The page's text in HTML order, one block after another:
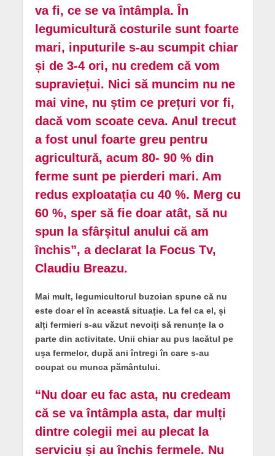
va fi, ce se va întâmpla. În
legumicultură costurile sunt foarte
mari, inputurile s-au scumpit chiar
și de 3-4 ori, nu credem că vom
supraviețui. Nici să muncim nu ne
mai vine, nu știm ce prețuri vor fi,
dacă vom scoate ceva. Anul trecut
a fost unul foarte greu pentru
agricultură, acum 80- 90 % din
ferme sunt pe pierderi mari. Am
redus exploatația cu 40 %. Merg cu
60 %, sper să fie doar atât, să nu
spun la sfârșitul anului că am
închis”, a declarat la Focus Tv,
Claudiu Breazu.
Mai mult, legumicultorul buzoian spune că nu
este doar el în această situație. La fel ca el, și
alți fermieri s-au văzut nevoiți să renunțe la o
parte din activitate. Unii chiar au pus lacătul pe
ușa fermelor, după ani întregi în care s-au
ocupat cu munca pământului.
“Nu doar eu fac asta, nu credeam
că se va întâmpla asta, dar mulți
dintre colegii mei au plecat la
serviciu și au închis fermele. Nu